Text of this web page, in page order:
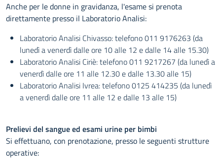
Anche per le donne in gravidanza, l'esame si prenota
direttamente presso il Laboratorio Analisi:
Laboratorio Analisi Chivasso: telefono 011 9176263 (da
lunedì a venerdì dalle ore 10 alle 12 e dalle 14 alle 15.30)
Laboratorio Analisi Ciriè: telefono 011 9217267 (da lunedì a
venerdì dalle ore 11 alle 12.30 e dalle 13.30 alle 15)
Laboratorio Analisi Ivrea: telefono 0125 414235 (da lunedì
a venerdì dalle ore 11 alle 12 e dalle 13 alle 15)
Prelievi del sangue ed esami urine per bimbi
Si effettuano, con prenotazione, presso le seguenti strutture
operative: